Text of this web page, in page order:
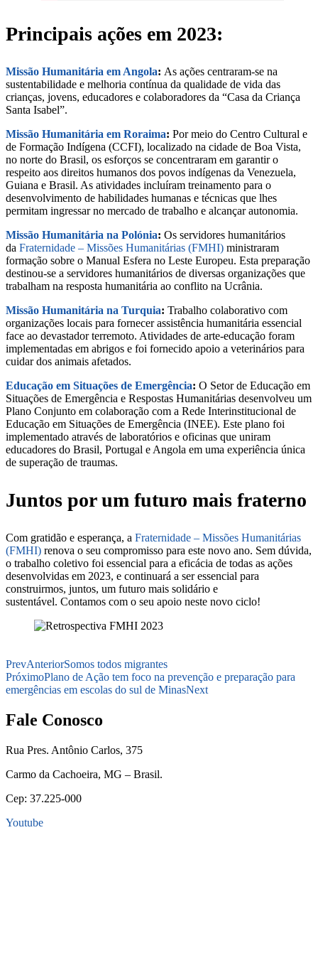
Principais ações em 2023:
Missão Humanitária em Angola: As ações centraram-se na
sustentabilidade e melhoria contínua da qualidade de vida das
crianças, jovens, educadores e colaboradores da “Casa da Criança
Santa Isabel”.
Missão Humanitária em Roraima: Por meio do Centro Cultural e
de Formação Indígena (CCFI), localizado na cidade de Boa Vista,
no norte do Brasil, os esforços se concentraram em garantir o
respeito aos direitos humanos dos povos indígenas da Venezuela,
Guiana e Brasil. As atividades incluíram treinamento para o
desenvolvimento de habilidades humanas e técnicas que lhes
permitam ingressar no mercado de trabalho e alcançar autonomia.
Missão Humanitária na Polónia: Os servidores humanitários
da Fraternidade – Missões Humanitárias (FMHI) ministraram
formação sobre o Manual Esfera no Leste Europeu. Esta preparação
destinou-se a servidores humanitários de diversas organizações que
trabalham na resposta humanitária ao conflito na Ucrânia.
Missão Humanitária na Turquia: Trabalho colaborativo com
organizações locais para fornecer assistência humanitária essencial
face ao devastador terremoto. Atividades de arte-educação foram
implementadas em abrigos e foi fornecido apoio a veterinários para
cuidar dos animais afetados.
Educação em Situações de Emergência: O Setor de Educação em
Situações de Emergência e Respostas Humanitárias desenvolveu um
Plano Conjunto em colaboração com a Rede Interinstitucional de
Educação em Situações de Emergência (INEE). Este plano foi
implementado através de laboratórios e oficinas que uniram
educadores do Brasil, Portugal e Angola em uma experiência única
de superação de traumas.
Juntos por um futuro mais fraterno
Com gratidão e esperança, a Fraternidade – Missões Humanitárias
(FMHI) renova o seu compromisso para este novo ano. Sem dúvida,
o trabalho coletivo foi essencial para a eficácia de todas as ações
desenvolvidas em 2023, e continuará a ser essencial para
construirmos, juntos, um futuro mais solidário e
sustentável. Contamos com o seu apoio neste novo ciclo!
PrevAnteriorSomos todos migrantes
PróximoPlano de Ação tem foco na prevenção e preparação para
emergências em escolas do sul de MinasNext
Fale Conosco
Rua Pres. Antônio Carlos, 375
Carmo da Cachoeira, MG – Brasil.
Cep: 37.225-000
Youtube